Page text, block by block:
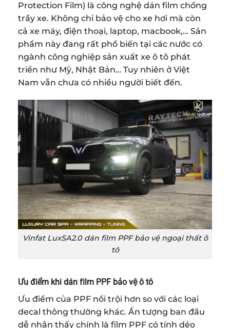
Protection Film) là công nghệ dán film chống
trầy xe. Không chỉ bảo vệ cho xe hơi mà còn
cả xe máy, điện thoại, laptop, macbook,… Sản
phẩm này đang rất phổ biến tại các nước có
ngành công nghiệp sản xuất xe ô tô phát
triển như Mỹ, Nhật Bản… Tuy nhiên ở Việt
Nam vẫn chưa có nhiều người biết đến.
Vinfat LuxSA2.0 dán film PPF bảo vệ ngoại thất ô
tô
Ưu điểm khi dán film PPF bảo vệ ô tô
Ưu điểm của PPF nổi trội hơn so với các loại
decal thông thường khác. Ấn tượng ban đầu
dễ nhận thấy chính là film PPF có tính dẻo